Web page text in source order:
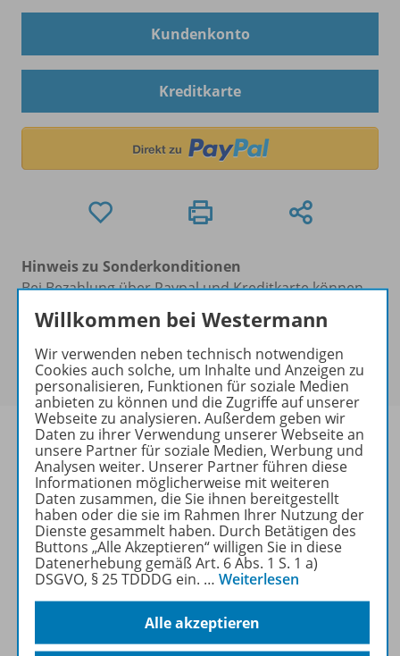
Kundenkonto
Kreditkarte
Hinweis zu Sonderkonditionen
Bei Bezahlung über Paypal und Kreditkarte können
keine Sonderkonditionen gewährt werden.
Sie haben ein passendes Spar-Paket ?
Um den für Sie gültigen Preis zu sehen,melden Sie
sich bitte an.
Informationen
Weitere Inhalte der Ausgabe
Ergänzende Materialien
Willkommen bei Westermann
Wir verwenden neben technisch notwendigen
Cookies auch solche, um Inhalte und Anzeigen zu
personalisieren, Funktionen für soziale Medien
anbieten zu können und die Zugriffe auf unserer
Webseite zu analysieren. Außerdem geben wir
Daten zu ihrer Verwendung unserer Webseite an
unsere Partner für soziale Medien, Werbung und
Analysen weiter. Unserer Partner führen diese
Informationen möglicherweise mit weiteren
Daten zusammen, die Sie ihnen bereitgestellt
haben oder die sie im Rahmen Ihrer Nutzung der
Dienste gesammelt haben. Durch Betätigen des
Buttons „Alle Akzeptieren“ willigen Sie in diese
Datenerhebung gemäß Art. 6 Abs. 1 S. 1 a)
DSGVO, § 25 TDDDG ein. … Weiterlesen
Alle akzeptieren